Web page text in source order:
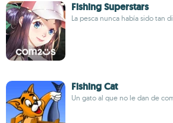
Fishing Superstars
La pesca nunca había sido tan
Fishing Cat
Un gato al que no le dan de